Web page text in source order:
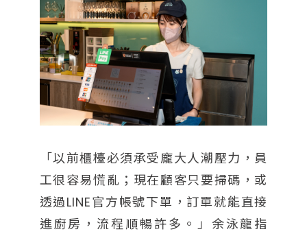
「以前櫃檯必須承受龐大人潮壓力，員
工很容易慌亂；現在顧客只要掃碼，或
透過LINE官方帳號下單，訂單就能直接
進廚房，流程順暢許多。」余泳龍指